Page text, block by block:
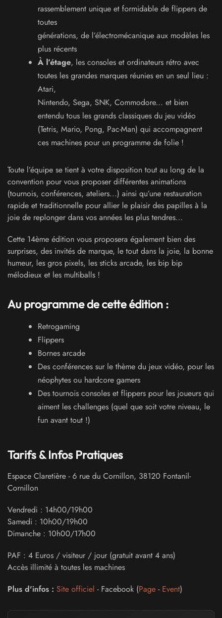
rassemblement unique et formidable de flippers de
toutes
générations, de l’électromécanique aux modèles les
plus récents
À l’étage, les consoles et ordinateurs rétro avec
toutes les grandes marques réunies en un seul lieu :
Atari,
Nintendo, Sega, SNK, Commodore... et bien
entendu tous les grands classiques du jeu vidéo
(Tetris, Mario, Pong, Pac-Man) qui accompagnent
ces machines pour un programme de folie !
Toute l’équipe se tient à votre disposition tout au long de la
convention pour vous proposer différentes animations
(tournois, conférences, ateliers...) ainsi qu’une restauration
rapide et traditionnelle pour allier le plaisir des papilles à la
joie de replonger dans vos années les plus tendres...
Cette 14ème édition vous proposera également bien des
surprises, des invités de marque, le tout dans la joie, la bonne
humeur, les gros pixels, les sticks arcade, les bip bip
mélodieux et les multiballs !
Au programme de cette édition :
Retrogaming
Flippers
Bornes arcade
Des conférences sur le thème du jeux vidéo, pour les
néophytes ou hardcore gamers
Des tournois consoles et flippers pour les joueurs qui
aiment les challenges (quel que soit votre niveau, le
fun avant tout !)
Tarifs & Infos Pratiques
Espace Claretière -6 rue du Cornillon, 38120 Fontanil-
Cornillon
Vendredi : 14h00/19h00
Samedi : 10h00/19h00
Dimanche : 10h00/17h00
PAF : 4 Euros / visiteur / jour (gratuit avant 4 ans)
Accès illimité à toutes les machines
Plus d'infos : Site officiel - Facebook (Page - Event)